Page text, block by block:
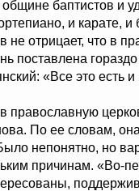
баптистов и
и карате,
не отрицает, что в
поставлена
«Все это есть
православную
По ее словам,
непонятно, но
причинам. «Во-